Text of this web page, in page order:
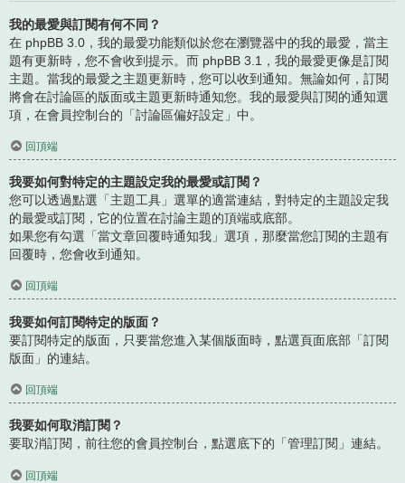
我的最愛與訂閱有何不同？
在 phpBB 3.0，我的最愛功能類似於您在瀏覽器中的我的最愛，當主
題有更新時，您不會收到提示。而 phpBB 3.1，我的最愛更像是訂閱
主題。當我的最愛之主題更新時，您可以收到通知。無論如何，訂閱
將會在討論區的版面或主題更新時通知您。我的最愛與訂閱的通知選
項，在會員控制台的「討論區偏好設定」中。
回頂端
我要如何對特定的主題設定我的最愛或訂閱？
您可以透過點選「主題工具」選單的適當連結，對特定的主題設定我
的最愛或訂閱，它的位置在討論主題的頂端或底部。
如果您有勾選「當文章回覆時通知我」選項，那麼當您訂閱的主題有
回覆時，您會收到通知。
回頂端
我要如何訂閱特定的版面？
要訂閱特定的版面，只要當您進入某個版面時，點選頁面底部「訂閱
版面」的連結。
回頂端
我要如何取消訂閱？
要取消訂閱，前往您的會員控制台，點選底下的「管理訂閱」連結。
回頂端